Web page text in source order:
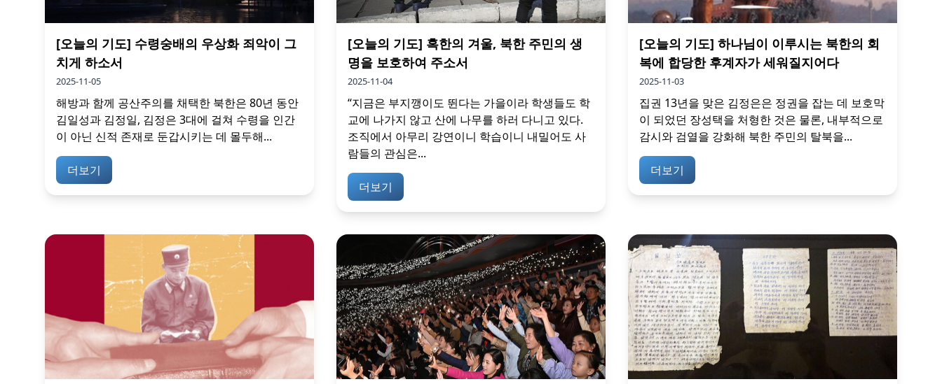
[오늘의 기도] 수령숭배의 우상화 죄악이 그
치게 하소서
2025-11-05
해방과 함께 공산주의를 채택한 북한은 80년 동안
김일성과 김정일, 김정은 3대에 걸쳐 수령을 인간
이 아닌 신적 존재로 둔갑시키는 데 몰두해...
더보기
[오늘의 기도] 혹한의 겨울, 북한 주민의 생
명을 보호하여 주소서
2025-11-04
“지금은 부지깽이도 뛴다는 가을이라 학생들도 학
교에 나가지 않고 산에 나무를 하러 다니고 있다.
조직에서 아무리 강연이니 학습이니 내밀어도 사
람들의 관심은...
더보기
[오늘의 기도] 하나님이 이루시는 북한의 회
복에 합당한 후계자가 세워질지어다
2025-11-03
집권 13년을 맞은 김정은은 정권을 잡는 데 보호막
이 되었던 장성택을 처형한 것은 물론, 내부적으로
감시와 검열을 강화해 북한 주민의 탈북을...
더보기